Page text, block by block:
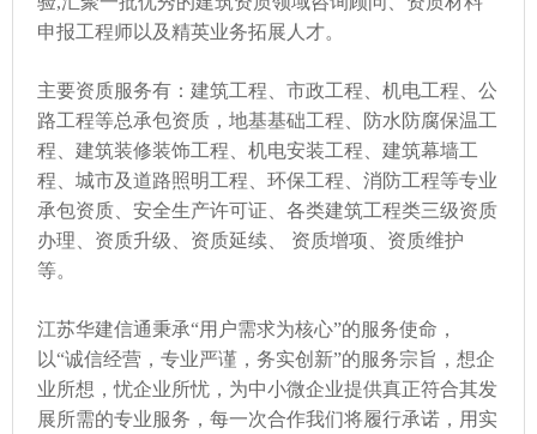
申报工程师以及精英业务拓展人才。
主要资质服务有：建筑工程、市政工程、机电工程、公
路工程等总承包资质，地基基础工程、防水防腐保温工
程、建筑装修装饰工程、机电安装工程、建筑幕墙工
程、城市及道路照明工程、环保工程、消防工程等专业
承包资质、安全生产许可证、各类建筑工程类三级资质
办理、资质升级、资质延续、 资质增项、资质维护
等。
江苏华建信通秉承“用户需求为核心”的服务使命，
以“诚信经营，专业严谨，务实创新”的服务宗旨，想企
业所想，忧企业所忧，为中小微企业提供真正符合其发
展所需的专业服务，每一次合作我们将履行承诺，用实